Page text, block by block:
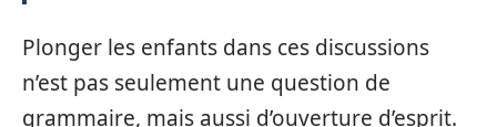
Plonger les enfants dans ces discussions
n’est pas seulement une question de
grammaire, mais aussi d’ouverture d’esprit.